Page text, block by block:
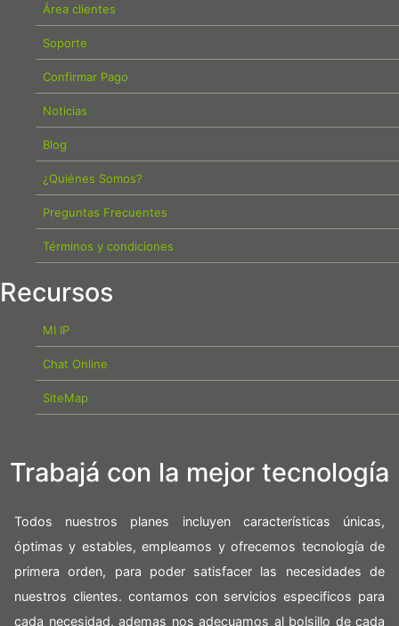
Área clientes
Soporte
Confirmar Pago
Noticias
Blog
¿Quiénes Somos?
Preguntas Frecuentes
Términos y condiciones
Recursos
MI IP
Chat Online
SiteMap
Trabajá con la mejor tecnología
Todos nuestros planes incluyen características únicas,
óptimas y estables, empleamos y ofrecemos tecnología de
primera orden, para poder satisfacer las necesidades de
nuestros clientes. contamos con servicios especificos para
cada necesidad, ademas nos adecuamos al bolsillo de cada